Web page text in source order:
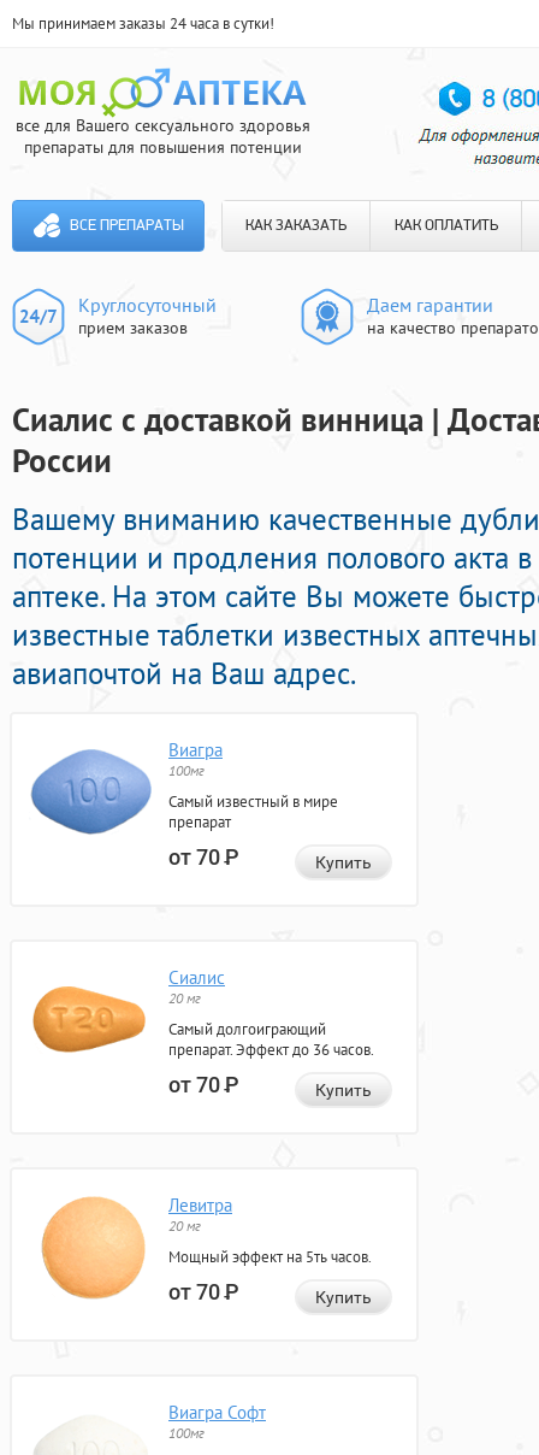
Мы принимаем заказы 24 часа в сутки!
все для Вашего сексуального здоровья
препараты для повышения потенции
ВСЕ ПРЕПАРАТЫ КАК ЗАКАЗАТЬ КАК ОПЛАТИТЬ
Круглосуточный
прием заказов
Даем гарантии
на качество
Сиалис с доставкой винница |
России
Вашему вниманию качественные
потенции и продления полового акта
аптеке. На этом сайте Вы можете
известные таблетки известных
авиапочтой на Ваш адрес.
Виагра
100мг
Самый известный в мире
препарат
от 70Р Купить
Сиалис
20 мг
Самый долгоиграющий
препарат. Эффект до 36 часов.
от 70Р Купить
Левитра
20 мг
Мощный эффект на 5ть часов.
от 70Р Купить
Виагра Софт
100мг